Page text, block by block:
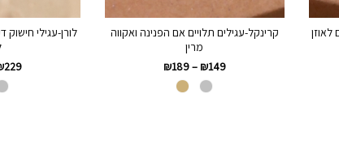
לאוזן
קרינקל-עגילים תלויים אם הפנינה ואקווה
מרין
₪149
–
₪189
לורן-עגילי חישוק
229